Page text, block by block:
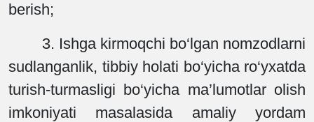
berish;
3. Ishga kirmoqchi bo‘lgan nomzodlarni
sudlanganlik, tibbiy holati bo‘yicha ro‘yxatda
turish-turmasligi bo‘yicha ma’lumotlar olish
imkoniyati masalasida amaliy yordam